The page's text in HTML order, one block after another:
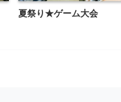
夏祭り★ゲーム大会